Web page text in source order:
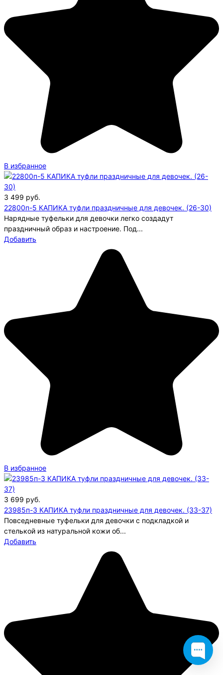
В избранное
3 499 руб.
22800п-5 КАПИКА туфли праздничные для девочек. (26-30)
Нарядные туфельки для девочки легко создадут
праздничный образ и настроение. Под...
Добавить
В избранное
3 699 руб.
23985п-3 КАПИКА туфли праздничные для девочек. (33-37)
Повседневные туфельки для девочки с подкладкой и
стелькой из натуральной кожи об...
Добавить